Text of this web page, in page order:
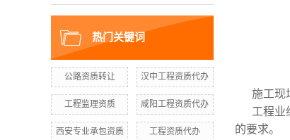
热门关键词
公路资质转让 汉中工程资质代办
工程监理资质 咸阳工程资质代办
西安专业承包资质 工程资质代办
施工现
工程业
的要求。